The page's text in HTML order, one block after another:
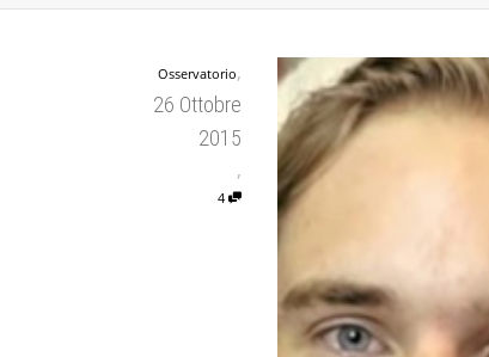
Osservatorio,
26 Ottobre
2015
,
4